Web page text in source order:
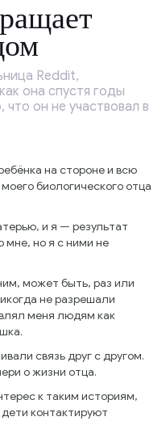
Reddit,
она спустя годы
он не участвовал в
на стороне и всю
биологического отца
и я — результат
мне, но я с ними не
может быть, раз или
не разрешали
меня людям как
связь друг с другом.
о жизни отца.
к таким историям,
контактируют